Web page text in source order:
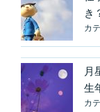
恋
ほ
ど
燃
え
上
が
き
カ
月
生
カ